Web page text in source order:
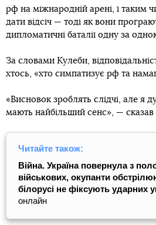
рф на міжнародній арені, і таким
дати відсіч — тоді як вони
дипломатичні баталії одну за
За словами Кулеби,
хтось, «хто симпатизує рф та
«Висновок зроблять слідчі, але я
мають найбільший сенс», — сказав
Читайте також:
Війна. Україна повернула з
військових, окупанти
білорусі не фіксують ударних
онлайн